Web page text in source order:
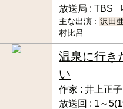
放送局 : TBS
主な出演 : 沢田
村比呂
温泉に行き
い
作家 : 井上正子
放送回 : 1～